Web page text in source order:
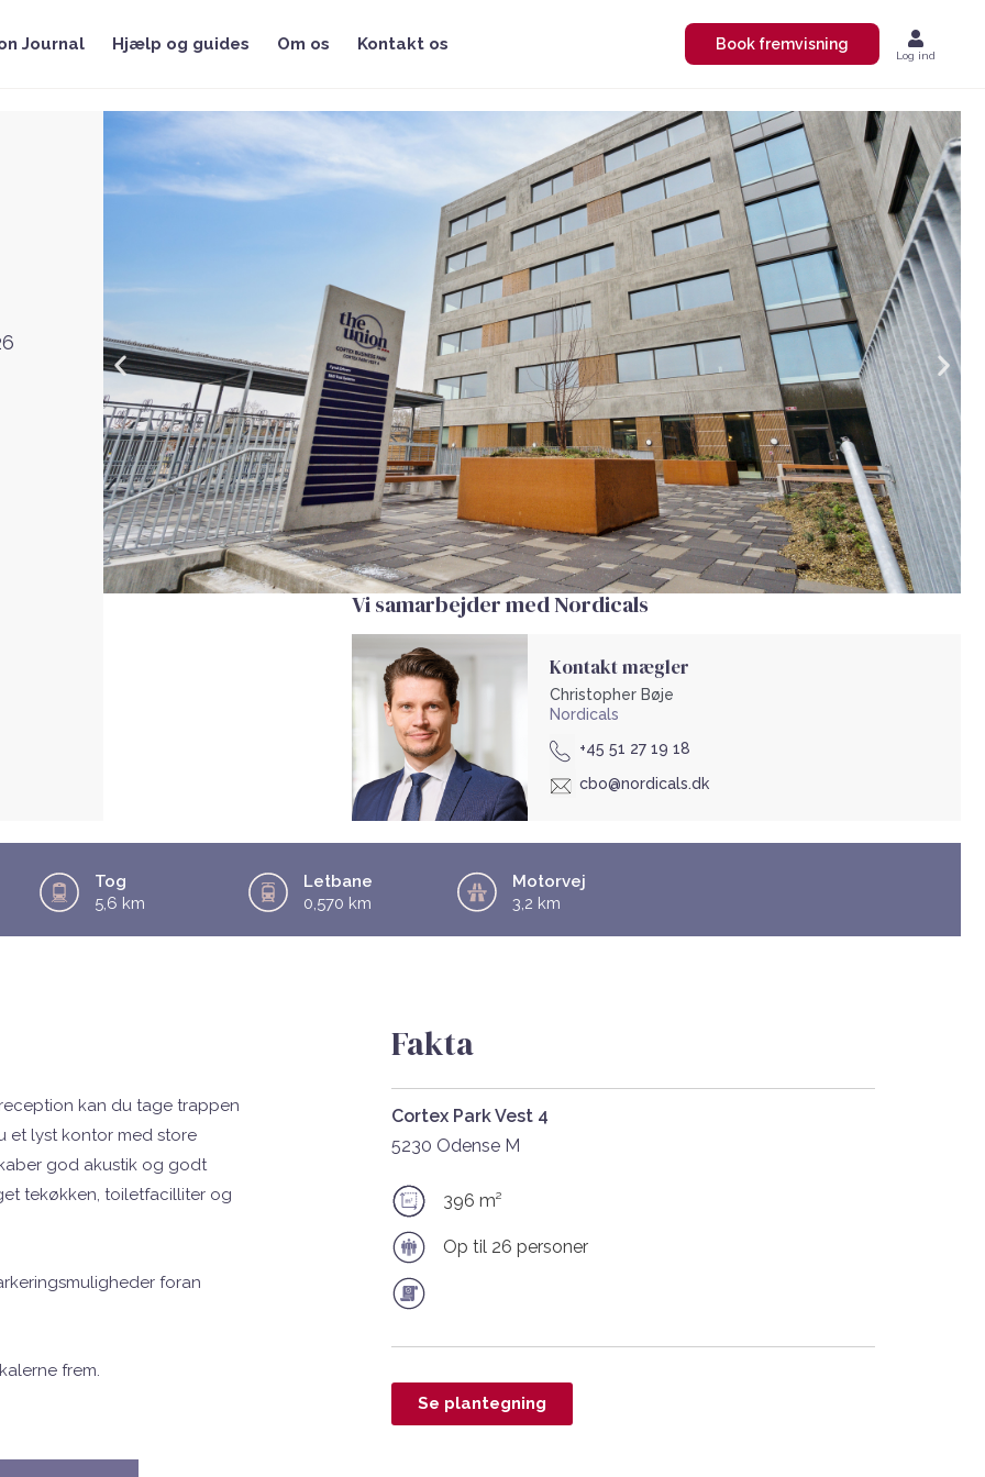
Journal Hjælp og guides Om os Kontakt os Book fremvisning
Log ind
Vi samarbejder med Nordicals
Kontakt mægler
Christopher Bøje
Nordicals
+45 51 27 19 18
cbo@nordicals.dk
Tog
5,6 km
Letbane
0,570 km
Motorvej
3,2 km
kan du tage trappen
et lyst kontor med store
god akustik og godt
tekøkken, toiletfacilliter og
foran
frem.
Fakta
Cortex Park Vest 4
5230 Odense M
396 m²
Op til 26 personer
Se plantegning